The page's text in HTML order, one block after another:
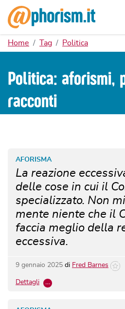
Home Tag Politica
Politica: aforismi,
racconti
La reazione
delle cose in cui il
specializzato. Non
mente niente che il
faccia meglio della
eccessiva.
AFORISMA
9 gennaio 2025 di Fred Barnes
Dettagli …